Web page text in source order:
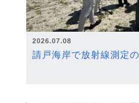
2026.07.08
請戸海岸で放射線測定